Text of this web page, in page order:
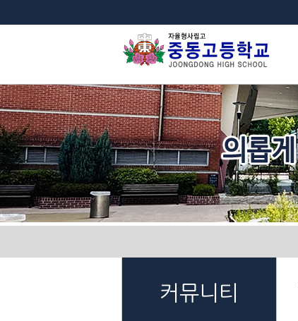
커뮤니티